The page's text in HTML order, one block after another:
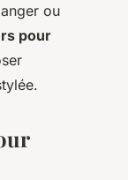
ou
pour